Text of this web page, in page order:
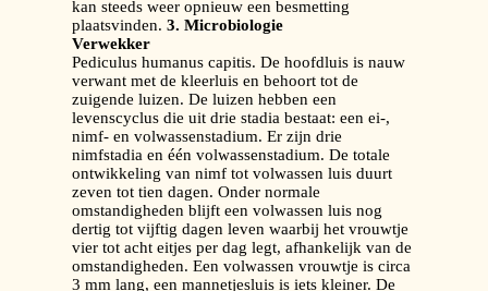
kan steeds weer opnieuw een besmetting
plaatsvinden. 3. Microbiologie
Verwekker
Pediculus humanus capitis. De hoofdluis is nauw
verwant met de kleerluis en behoort tot de
zuigende luizen. De luizen hebben een
levenscyclus die uit drie stadia bestaat: een ei-,
nimf- en volwassenstadium. Er zijn drie
nimfstadia en één volwassenstadium. De totale
ontwikkeling van nimf tot volwassen luis duurt
zeven tot tien dagen. Onder normale
omstandigheden blijft een volwassen luis nog
dertig tot vijftig dagen leven waarbij het vrouwtje
vier tot acht eitjes per dag legt, afhankelijk van de
omstandigheden. Een volwassen vrouwtje is circa
3 mm lang, een mannetjesluis is iets kleiner. De